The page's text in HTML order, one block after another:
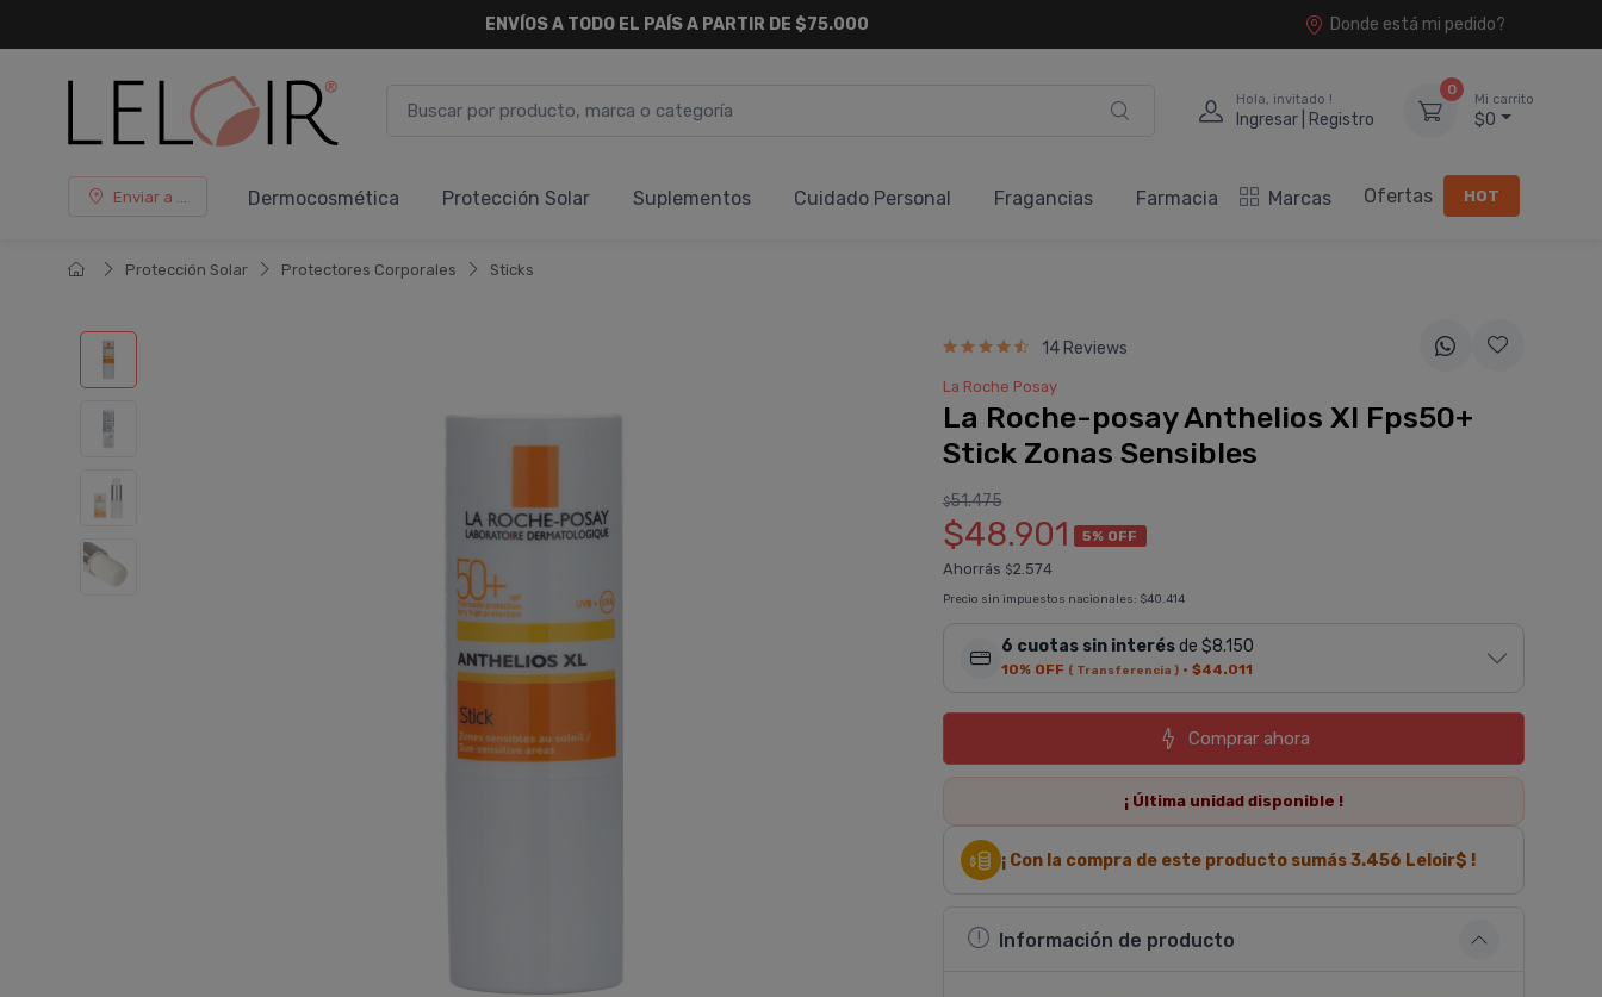
ENVÍOS A TODO EL PAÍS A PARTIR DE $75.000 Donde está mi pedido?
Hola, invitado !
Ingresar | Registro
0
Mi carrito
$0
Enviar a ... Dermocosmética Protección Solar Suplementos Cuidado Personal Fragancias Farmacia Marcas Ofertas HOT
Protección Solar Protectores Corporales Sticks
14 Reviews
La Roche Posay
La Roche-posay Anthelios Xl Fps50+
Stick Zonas Sensibles
$51.475
$48.901 5% OFF
Ahorrás $2.574
Precio sin impuestos nacionales: $40.414
6 cuotas sin interésde $8.150
10% OFF ( Transferencia )· $44.011
Comprar ahora
¡ Última unidaddisponible !
¡ Con la compra de este producto sumás3.456 Leloir$ !
Información de producto